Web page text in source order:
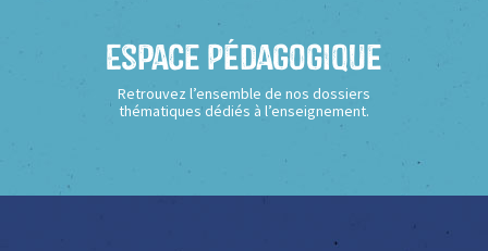
Espace Pédagogique
Retrouvez l’ensemble de nos dossiers
thématiques dédiés à l’enseignement.